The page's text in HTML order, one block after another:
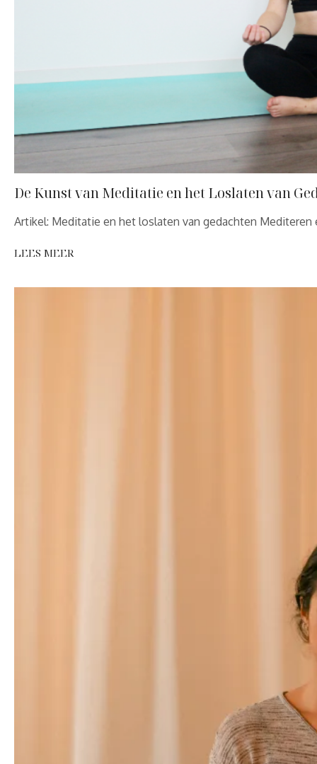
De Kunst van Meditatie en het Loslaten van
Artikel: Meditatie en het loslaten van gedachten
LEES MEER